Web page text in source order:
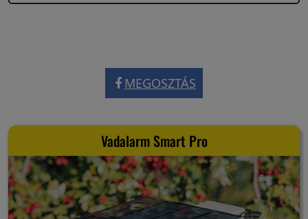
MEGOSZTÁS
Vadalarm Smart Pro